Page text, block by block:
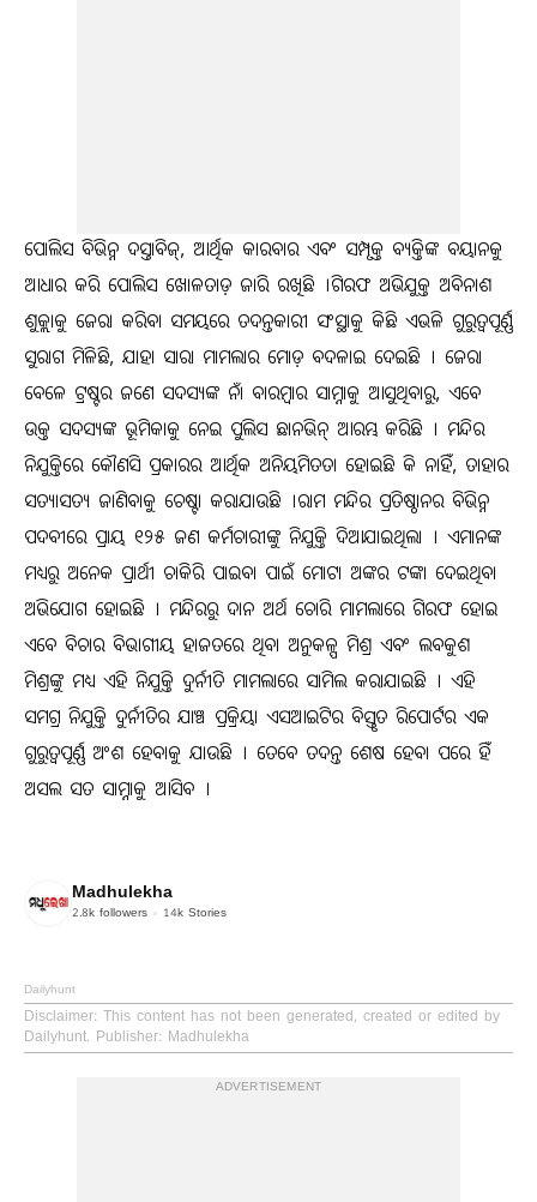
ପୋଲିସ ବିଭିନ୍ନ ଦସ୍ତାବିଜ୍, ଆର୍ଥିକ କାରବାର ଏବଂ ସମ୍ପୃକ୍ତ ବ୍ୟକ୍ତିଙ୍କ ବୟାନକୁ
ଆଧାର କରି ପୋଲିସ ଖୋଳତାଡ଼ ଜାରି ରଖିଛି ।ଗିରଫ ଅଭିଯୁକ୍ତ ଅବିନାଶ
ଶୁକ୍ଲାକୁ ଜେରା କରିବା ସମୟରେ ତଦନ୍ତକାରୀ ସଂସ୍ଥାକୁ କିଛି ଏଭଳି ଗୁରୁତ୍ୱପୂର୍ଣ୍ଣ
ସୁରାଗ ମିଳିଛି, ଯାହା ସାରା ମାମଲାର ମୋଡ଼ ବଦଳାଇ ଦେଇଛି । ଜେରା
ବେଳେ ଟ୍ରଷ୍ଟର ଜଣେ ସଦସ୍ୟଙ୍କ ନାଁ ବାରମ୍ବାର ସାମ୍ନାକୁ ଆସୁଥିବାରୁ, ଏବେ
ଉକ୍ତ ସଦସ୍ୟଙ୍କ ଭୂମିକାକୁ ନେଇ ପୁଲିସ ଛାନଭିନ୍‌ ଆରମ୍ଭ କରିଛି । ମନ୍ଦିର
ନିଯୁକ୍ତିରେ କୌଣସି ପ୍ରକାରର ଆର୍ଥିକ ଅନିୟମିତତା ହୋଇଛି କି ନାହିଁ, ତାହାର
ସତ୍ୟାସତ୍ୟ ଜାଣିବାକୁ ଚେଷ୍ଟା କରାଯାଉଛି ।ରାମ ମନ୍ଦିର ପ୍ରତିଷ୍ଠାନର ବିଭିନ୍ନ
ପଦବୀରେ ପ୍ରାୟ ୧୨୫ ଜଣ କର୍ମଚାରୀଙ୍କୁ ନିଯୁକ୍ତି ଦିଆଯାଇଥିଲା । ଏମାନଙ୍କ
ମଧ୍ୟରୁ ଅନେକ ପ୍ରାର୍ଥୀ ଚାକିରି ପାଇବା ପାଇଁ ମୋଟା ଅଙ୍କର ଟଙ୍କା ଦେଇଥିବା
ଅଭିଯୋଗ ହୋଇଛି । ମନ୍ଦିରରୁ ଦାନ ଅର୍ଥ ଚୋରି ମାମଲାରେ ଗିରଫ ହୋଇ
ଏବେ ବିଚାର ବିଭାଗୀୟ ହାଜତରେ ଥିବା ଅନୁକଳ୍ପ ମିଶ୍ର ଏବଂ ଲବକୁଶ
ମିଶ୍ରଙ୍କୁ ମଧ୍ୟ ଏହି ନିଯୁକ୍ତି ଦୁର୍ନୀତି ମାମଲାରେ ସାମିଲ କରାଯାଇଛି । ଏହି
ସମଗ୍ର ନିଯୁକ୍ତି ଦୁର୍ନୀତିର ଯାଞ୍ଚ ପ୍ରକ୍ରିୟା ଏସଆଇଟିର ବିସ୍ତୃତ ରିପୋର୍ଟର ଏକ
ଗୁରୁତ୍ୱପୂର୍ଣ୍ଣ ଅଂଶ ହେବାକୁ ଯାଉଛି । ତେବେ ତଦନ୍ତ ଶେଷ ହେବା ପରେ ହିଁ
ଅସଲ ସତ ସାମ୍ନାକୁ ଆସିବ ।
Madhulekha
2.8k followers 14k Stories
Dailyhunt
Disclaimer: This content has not been generated, created or edited by
Dailyhunt. Publisher: Madhulekha
ADVERTISEMENT